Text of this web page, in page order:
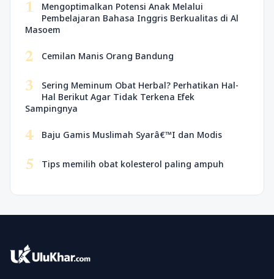
1
Mengoptimalkan Potensi Anak Melalui
Pembelajaran Bahasa Inggris Berkualitas di Al
Masoem
2 Cemilan Manis Orang Bandung
3
Sering Meminum Obat Herbal? Perhatikan Hal-
Hal Berikut Agar Tidak Terkena Efek
Sampingnya
4 Baju Gamis Muslimah Syarâ€™I dan Modis
5 Tips memilih obat kolesterol paling ampuh